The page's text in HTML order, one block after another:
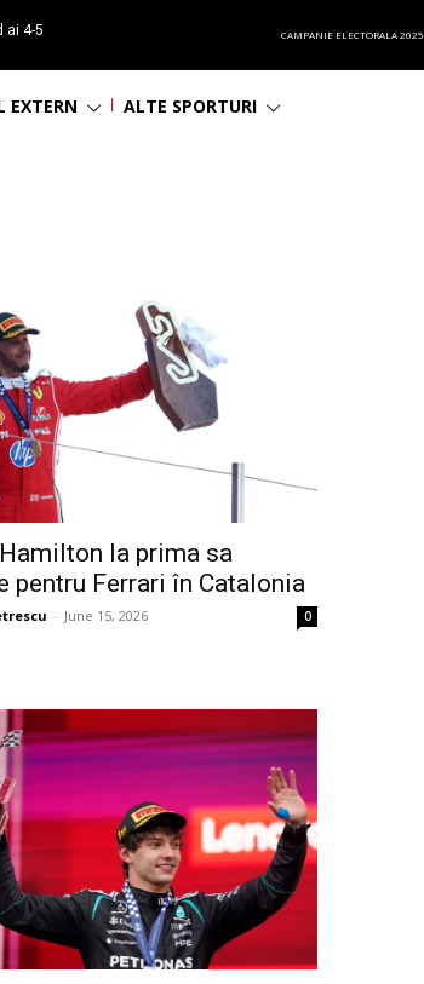
ai 4-5
CAMPANIE ELECTORALA 2025
EXTERN ALTE SPORTURI
la prima sa
pentru Ferrari în Catalonia
- June 15, 2026 0